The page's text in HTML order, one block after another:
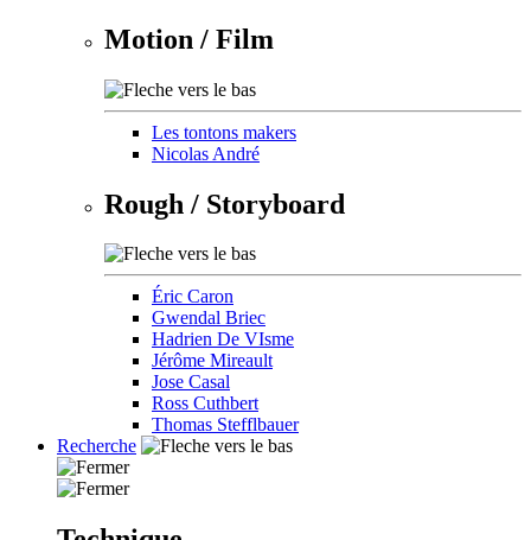
Motion / Film
Les tontons makers
Nicolas André
Rough / Storyboard
Éric Caron
Gwendal Briec
Hadrien De VIsme
Jérôme Mireault
Jose Casal
Ross Cuthbert
Thomas Stefflbauer
Recherche